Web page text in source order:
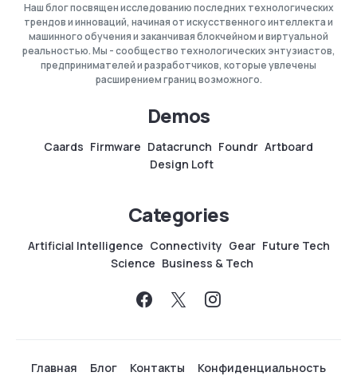
Наш блог посвящен исследованию последних технологических
трендов и инноваций, начиная от искусственного интеллекта и
машинного обучения и заканчивая блокчейном и виртуальной
реальностью. Мы - сообщество технологических энтузиастов,
предпринимателей и разработчиков, которые увлечены
расширением границ возможного.
Demos
Caards Firmware Datacrunch Foundr Artboard
Design Loft
Categories
Artificial Intelligence Connectivity Gear Future Tech
Science Business & Tech
Главная Блог Контакты Конфиденциальность